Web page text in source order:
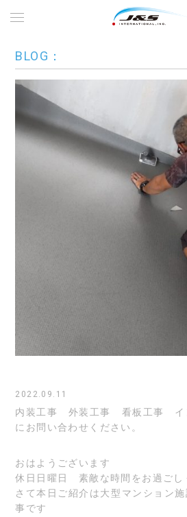
BLOG：
2022.09.11
内装工事 外装工事 看板工事 イ
にお問い合わせください。
おはようございます
休日日曜日 素敵な時間をお過ごし
さて本日ご紹介は大型マンション
事です